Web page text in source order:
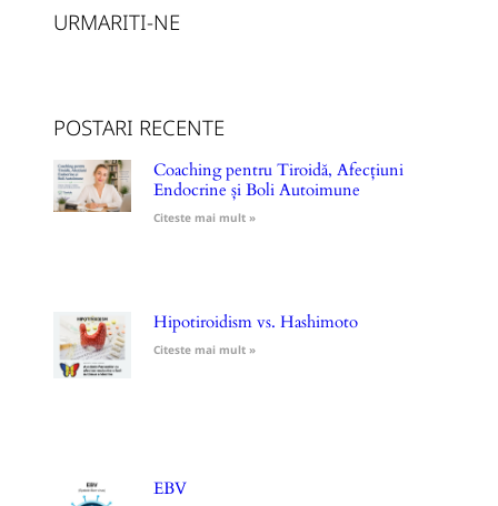
URMARITI-NE
POSTARI RECENTE
Coaching pentru Tiroidă, Afecțiuni
Endocrine și Boli Autoimune
Citeste mai mult »
Hipotiroidism vs. Hashimoto
Citeste mai mult »
EBV